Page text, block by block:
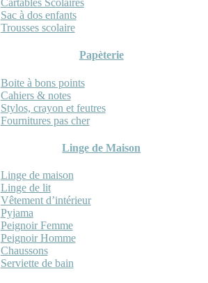
Cartables Scolaires
Sac à dos enfants
Trousses scolaire
Papèterie
Boite à bons points
Cahiers & notes
Stylos, crayon et feutres
Fournitures pas cher
Linge de Maison
Linge de maison
Linge de lit
Vêtement d’intérieur
Pyjama
Peignoir Femme
Peignoir Homme
Chaussons
Serviette de bain